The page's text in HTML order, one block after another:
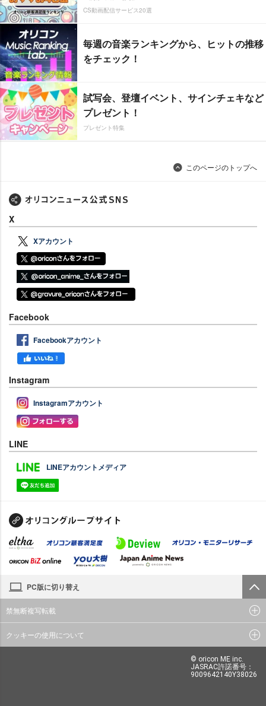
CS動画配信サービス20選
毎週の音楽ランキングから、ヒットの推移
をチェック！
試写会、登壇イベント、サインチェキなど
プレゼント！
プレゼント特集
このページのトップへ
X
Xアカウント
Facebook
Facebookアカウント
Instagram
Instagramアカウント
LINE
LINEアカウントメディア
PC版に切り替え
禁無断複写転載
クッキーの使用について
© oricon ME inc.
JASRAC許諾番号：
9009642140Y38026